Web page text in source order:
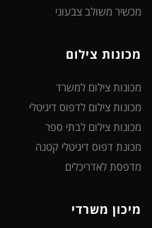
מכשיר משולב צבעוני
מכונות צילום
מכונות צילום למשרד
מכונות צילום לדפוס דיגיטלי
מכונות צילום לבתי ספר
מכונת דפוס דיגיטלי קטנה
מדפסת לאדריכלים
מיכון משרדי